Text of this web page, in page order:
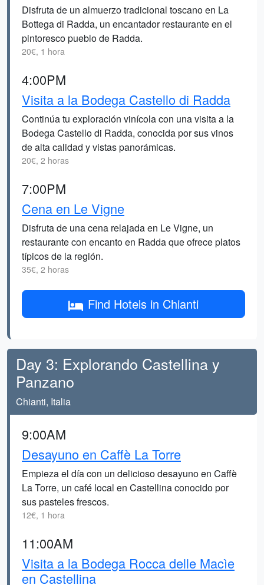
Disfruta de un almuerzo tradicional toscano en La
Bottega di Radda, un encantador restaurante en el
pintoresco pueblo de Radda.
20€, 1 hora
4:00PM
Visita a la Bodega Castello di Radda
Continúa tu exploración vinícola con una visita a la
Bodega Castello di Radda, conocida por sus vinos
de alta calidad y vistas panorámicas.
20€, 2 horas
7:00PM
Cena en Le Vigne
Disfruta de una cena relajada en Le Vigne, un
restaurante con encanto en Radda que ofrece platos
típicos de la región.
35€, 2 horas
Find Hotels in Chianti
Day 3: Explorando Castellina y
Panzano
Chianti, Italia
9:00AM
Desayuno en Caffè La Torre
Empieza el día con un delicioso desayuno en Caffè
La Torre, un café local en Castellina conocido por
sus pasteles frescos.
12€, 1 hora
11:00AM
Visita a la Bodega Rocca delle Macìe
en Castellina